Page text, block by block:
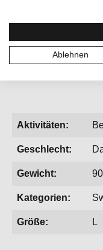
synthetische
außergewöhnlicher
Performance –
Aktivitäten:
Geschlecht:
Gewicht:
Kategorien:
Größe: L
Ablehnen